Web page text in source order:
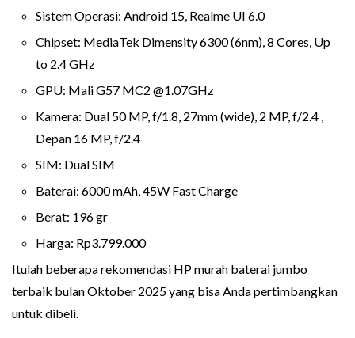
Sistem Operasi: Android 15, Realme UI 6.0
Chipset: MediaTek Dimensity 6300 (6nm), 8 Cores, Up
to 2.4 GHz
GPU: Mali G57 MC2 @1.07GHz
Kamera: Dual 50 MP, f/1.8, 27mm (wide), 2 MP, f/2.4 ,
Depan 16 MP, f/2.4
SIM: Dual SIM
Baterai: 6000 mAh, 45W Fast Charge
Berat: 196 gr
Harga: Rp3.799.000
Itulah beberapa rekomendasi HP murah baterai jumbo
terbaik bulan Oktober 2025 yang bisa Anda pertimbangkan
untuk dibeli.